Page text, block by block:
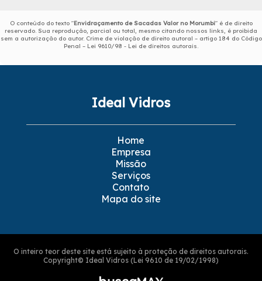
O conteúdo do texto "Envidraçamento de Sacadas Valor no Morumbi" é de direito
reservado. Sua reprodução, parcial ou total, mesmo citando nossos links, é proibida
sem a autorização do autor. Crime de violação de direito autoral – artigo 184 do Código
Penal – Lei 9610/98 - Lei de direitos autorais.
Ideal Vidros
Home
Empresa
Missão
Serviços
Contato
Mapa do site
O inteiro teor deste site está sujeito à proteção de direitos autorais.
Copyright© Ideal Vidros (Lei 9610 de 19/02/1998)